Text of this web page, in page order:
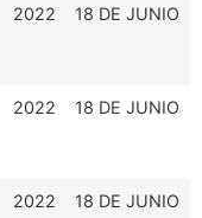
2022 18 DE JUNIO
2022 18 DE JUNIO
2022 18 DE JUNIO